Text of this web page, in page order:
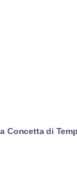
Concetta di